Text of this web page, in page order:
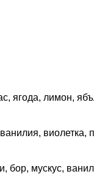
ягода, лимон,
виолетка,
бор, мускус,